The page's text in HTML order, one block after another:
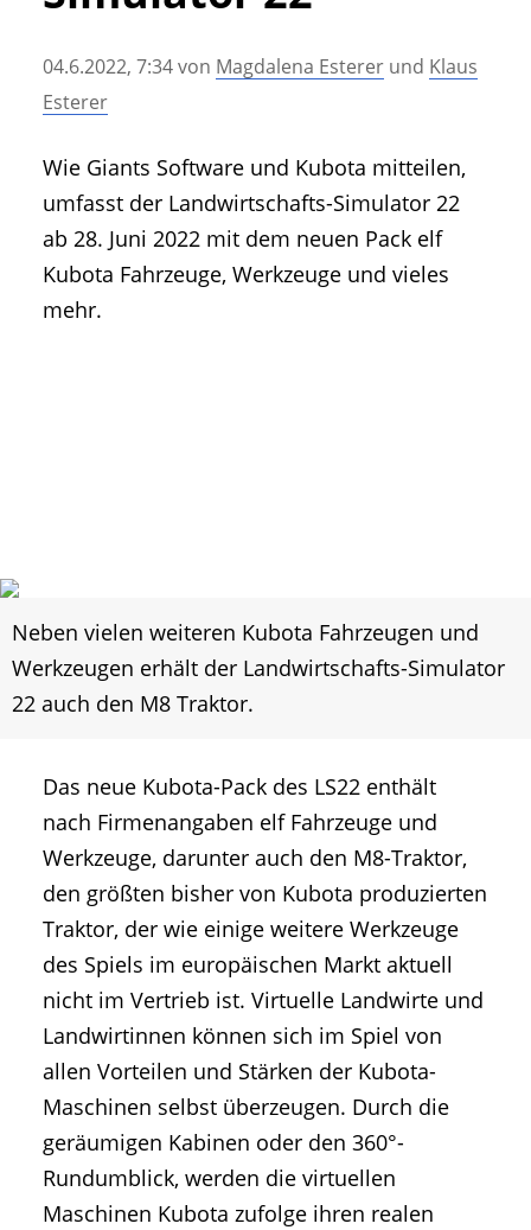
• Messen und Veranstaltungen
• Mitteilung der Redaktion
• Artikel nach Hersteller/Marke
04.6.2022, 7:34von Magdalena Esterer und Klaus
Esterer
Wie Giants Software und Kubota mitteilen,
umfasst der Landwirtschafts-Simulator 22
ab 28. Juni 2022 mit dem neuen Pack elf
Kubota Fahrzeuge, Werkzeuge und vieles
mehr.
Neben vielen weiteren Kubota Fahrzeugen und
Werkzeugen erhält der Landwirtschafts-Simulator
22 auch den M8 Traktor.
Das neue Kubota-Pack des LS22 enthält
nach Firmenangaben elf Fahrzeuge und
Werkzeuge, darunter auch den M8-Traktor,
den größten bisher von Kubota produzierten
Traktor, der wie einige weitere Werkzeuge
des Spiels im europäischen Markt aktuell
nicht im Vertrieb ist. Virtuelle Landwirte und
Landwirtinnen können sich im Spiel von
allen Vorteilen und Stärken der Kubota-
Maschinen selbst überzeugen. Durch die
geräumigen Kabinen oder den 360°-
Rundumblick, werden die virtuellen
Maschinen Kubota zufolge ihren realen